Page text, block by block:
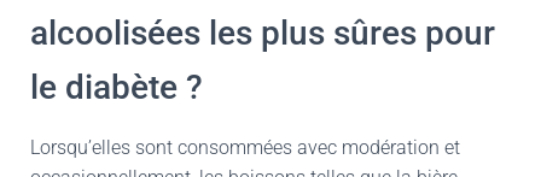
alcoolisées les plus sûres pour
le diabète ?
Lorsqu’elles sont consommées avec modération et